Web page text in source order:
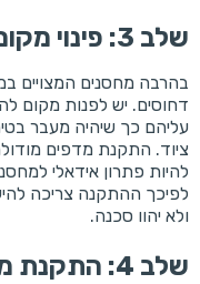
שלב 3: פינוי מקום למדפים
בהרבה מחסנים המצויים
דחוסים. יש לפנות מקום
עליהם כך שיהיה מעבר
ציוד. התקנת מדפים
להיות פתרון אידאלי
לפיכך ההתקנה צריכה
ולא יהוו סכנה.
שלב 4: התקנת מדפים על ידי מקצוענים